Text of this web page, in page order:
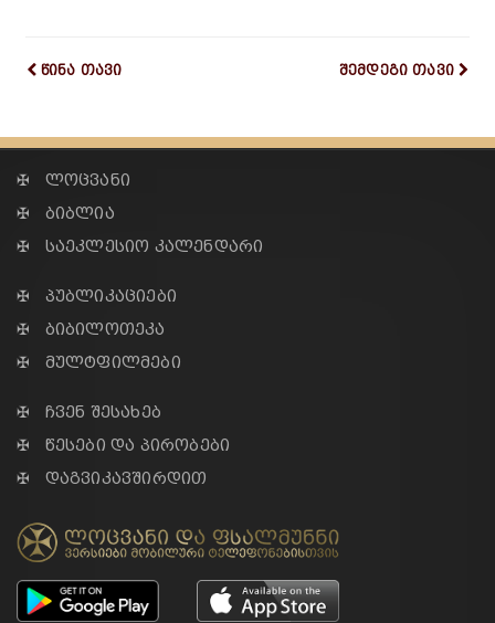
წინა თავი შემდეგი თავი
✠ ლოცვანი
✠ ბიბლია
✠ საეკლესიო კალენდარი
✠ პუბლიკაციები
✠ ბიბილოთეკა
✠ მულტფილმები
✠ ჩვენ შესახებ
✠ წესები და პირობები
✠ დაგვიკავშირდით